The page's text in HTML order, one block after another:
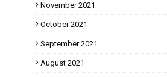
November 2021
October 2021
September 2021
August 2021